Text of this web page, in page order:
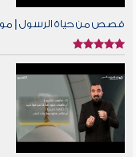
قصص من حياة الرسول |